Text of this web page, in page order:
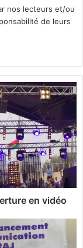
nos lecteurs et/ou
de leurs
en vidéo